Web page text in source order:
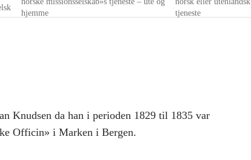
hjemme
tjeneste
Knudsen da han i perioden 1829 til 1835 var
Officin» i Marken i Bergen.